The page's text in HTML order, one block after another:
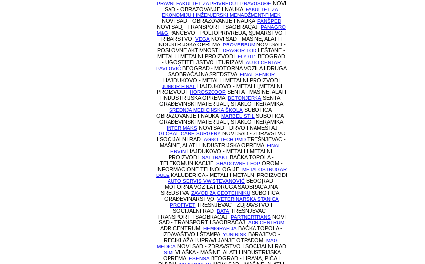
PRAVNI FAKULTET ZA PRIVREDU I PRAVOSUĐE NOVI
SAD - OBRAZOVANJE I NAUKA FAKULTET ZA
EKONOMIJU I INŽENJERSKI MENADŽMENT-FIMEK
NOVI SAD - OBRAZOVANJE I NAUKA PANŠPED
NOVI SAD - TRANSPORT I SAOBRAĆAJPANAGRO
M&G PANČEVO - POLJOPRIVREDA, ŠUMARSTVO I
RIBARSTVO VEGA NOVI SAD - MAŠINE, ALATI I
INDUSTRIJSKA OPREMA PROVERBUMNOVI SAD -
POSLOVNE AKTIVNOSTIDRAGOR-TOD LEŠTANE -
METALI I METALNI PROIZVODIFLY 011 BEOGRAD
- UGOSTITELJSTVO I TURIZAMAUTO CENTAR
PAVLOVIĆBEOGRAD - MOTORNA VOZILA I DRUGA
SAOBRAĆAJNA SREDSTVA FINAL-SENIOR
HAJDUKOVO - METALI I METALNI PROIZVODI
JUNIOR-FINAL
HAJDUKOVO - METALI I METALNI
PROIZVODI HOROSZCOOPSENTA - MAŠINE, ALATI
I INDUSTRIJSKA OPREMABETONJERKA SENTA -
GRAĐEVINSKI MATERIJALI, STAKLO I KERAMIKA
SREDNJA MEDICINSKA ŠKOLA SUBOTICA -
OBRAZOVANJE I NAUKA MARBEL STIL
SUBOTICA -
GRAĐEVINSKI MATERIJALI, STAKLO I KERAMIKA
INTER MAKSNOVI SAD - DRVO I NAMEŠTAJ
GLOBAL CARE SURGERYNOVI SAD - ZDRAVSTVO
I SOCIJALNI RADAGRO TECH PMD TREŠNJEVAC -
MAŠINE, ALATI I INDUSTRIJSKA OPREMAFINAL-
ERVINHAJDUKOVO - METALI I METALNI
PROIZVODISAT-TRAKT BAČKA TOPOLA -
TELEKOMUNIKACIJESHADOWNET FOP OROM -
INFORMACIONE TEHNOLOGIJE METALOSTRUGAR
DULE KALUĐERICA - METALI I METALNI PROIZVODI
AUTO SERVIS VW STEVANOVIĆBEOGRAD -
MOTORNA VOZILA I DRUGA SAOBRAĆAJNA
SREDSTVA ZAVOD ZA GEOTEHNIKUSUBOTICA -
GRAĐEVINARSTVO VETERINARSKA STANICA
PROFIVET TREŠNJEVAC - ZDRAVSTVO I
SOCIJALNI RADBATA TREŠNJEVAC -
TRANSPORT I SAOBRAĆAJ PARTNERTRANSNOVI
SAD - TRANSPORT I SAOBRAĆAJ ADR CENTRUM
ADR CENTRUMHEMIGRAFIJA BAČKA TOPOLA -
IZDAVAŠTVO I ŠTAMPAYUNIRISK BARAJEVO -
RECIKLAŽA I UPRAVLJANJE OTPADOM MAG-
MEDICA NOVI SAD - ZDRAVSTVO I SOCIJALNI RAD
SIMI VLAŠKA - MAŠINE, ALATI I INDUSTRIJSKA
OPREMA ESENSA BEOGRAD - HRANA, PIĆA I